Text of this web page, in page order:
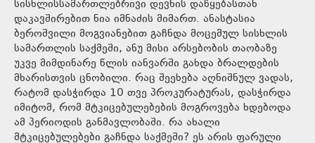
სისხლისსამართლებრივი დევნის დაწყებასთან
დაკავშირებით ნია იმნაძის მიმართ. ანასტასია
ბეროშვილი მოგვიანებით გაჩნდა მოცემულ სისხლის
სამართლის საქმეში, ანუ მისი არსებობის თაობაზე
უკვე მიმდინარე წლის იანვარში გახდა ბრალდების
მხარისთვის ცნობილი. რაც შეეხება აღნიშნულ ვადას,
რატომ დასჭირდა 10 თვე პროკურატურას, დასჭირდა
იმიტომ, რომ მტკიცებულებების მოგროვება ხდებოდა
ამ პერიოდის განმავლობაში. რა ახალი
მტკიცებულებები გაჩნდა საქმეში? ეს არის ფარული